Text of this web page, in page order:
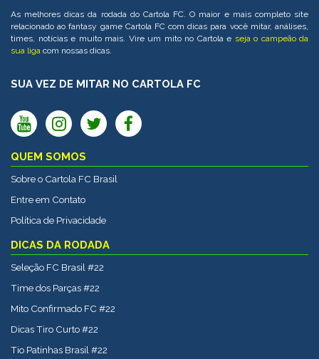
As melhores dicas da rodada do Cartola FC. O maior e mais completo site
relacionado ao fantasy game Cartola FC com dicas para você mitar, análises,
times, notícias e muito mais. Vire um mito no Cartola e seja o campeão da
sua liga com nossas dicas.
SUA VEZ DE MITAR NO CARTOLA FC
QUEM SOMOS
Sobre o Cartola FC Brasil
Entre em Contato
Política de Privacidade
DICAS DA RODADA
Seleção FC Brasil #22
Time dos Parças #22
Mito Confirmado FC #22
Dicas Tiro Curto #22
Tio Patinhas Brasil #22